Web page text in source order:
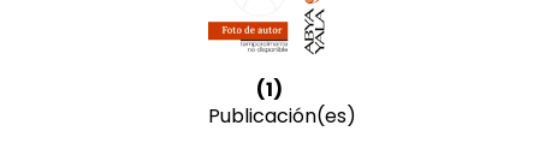
(1)
Publicación(es)